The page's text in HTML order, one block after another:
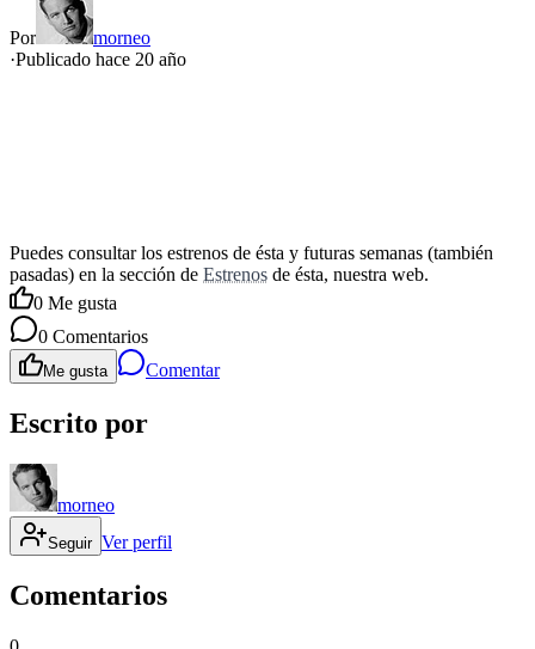
Por
morneo
·Publicado hace 20 año
Puedes consultar los estrenos de ésta y futuras semanas (también
pasadas) en la sección de Estrenos de ésta, nuestra web.
0 Me gusta
0 Comentarios
Me gusta Comentar
Escrito por
morneo
Seguir Ver perfil
Comentarios